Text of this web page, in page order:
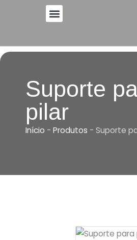
conteúdo
Suporte
pilar
Início - Produtos - Suporte